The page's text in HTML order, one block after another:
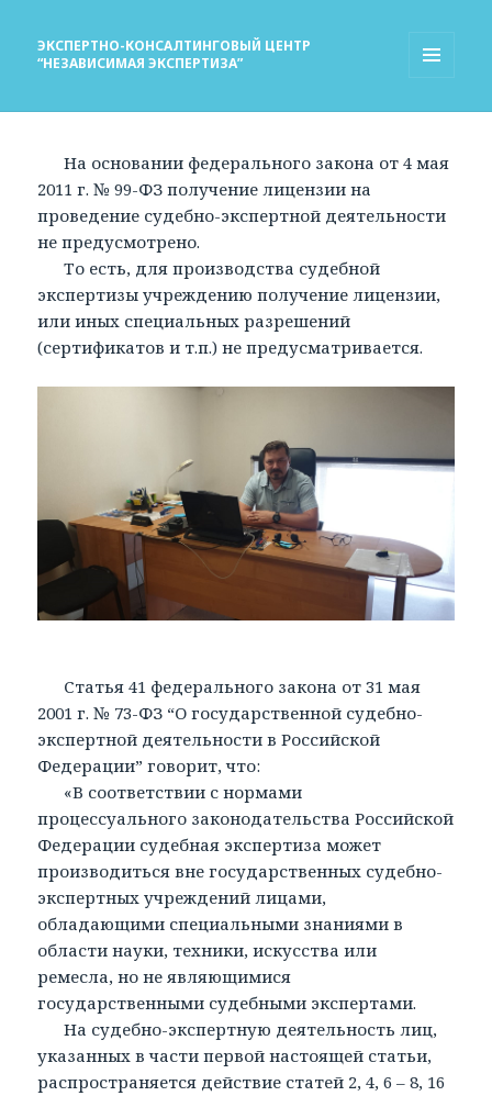
ЭКСПЕРТНО-КОНСАЛТИНГОВЫЙ ЦЕНТР
“НЕЗАВИСИМАЯ ЭКСПЕРТИЗА”
На основании федерального закона от 4 мая
2011 г. № 99-ФЗ получение лицензии на
проведение судебно-экспертной деятельности
не предусмотрено.
То есть, для производства судебной
экспертизы учреждению получение лицензии,
или иных специальных разрешений
(сертификатов и т.п.) не предусматривается.
Статья 41 федерального закона от 31 мая
2001 г. № 73-ФЗ “О государственной судебно-
экспертной деятельности в Российской
Федерации” говорит, что:
«В соответствии с нормами
процессуального законодательства Российской
Федерации судебная экспертиза может
производиться вне государственных судебно-
экспертных учреждений лицами,
обладающими специальными знаниями в
области науки, техники, искусства или
ремесла, но не являющимися
государственными судебными экспертами.
На судебно-экспертную деятельность лиц,
указанных в части первой настоящей статьи,
распространяется действие статей 2, 4, 6 – 8, 16